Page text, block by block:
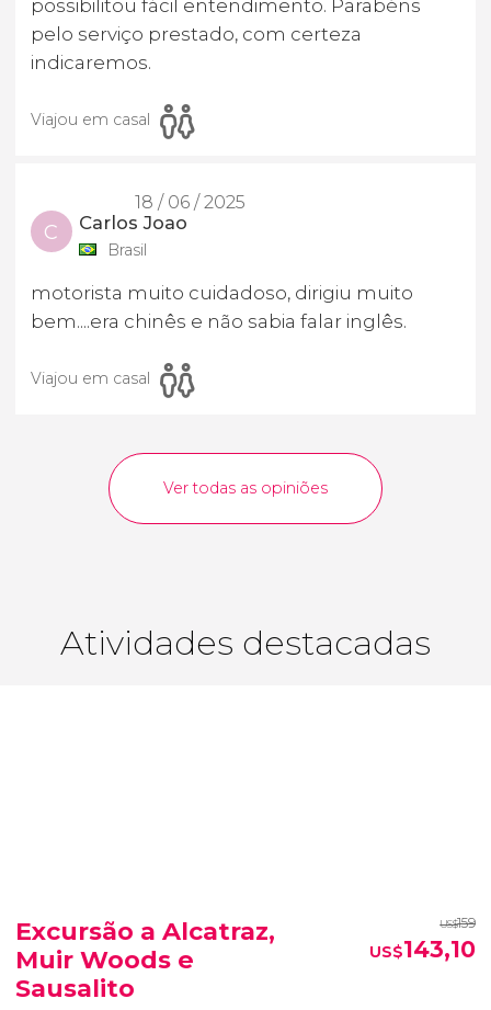
possibilitou fácil entendimento. Parabéns
pelo serviço prestado, com certeza
indicaremos.
Viajou em casal
18 / 06 / 2025
C Carlos Joao
Brasil
motorista muito cuidadoso, dirigiu muito
bem....era chinês e não sabia falar inglês.
Viajou em casal
Ver todas as opiniões
Atividades destacadas
Excursão a Alcatraz,
Muir Woods e
Sausalito
US$159
US$143,10